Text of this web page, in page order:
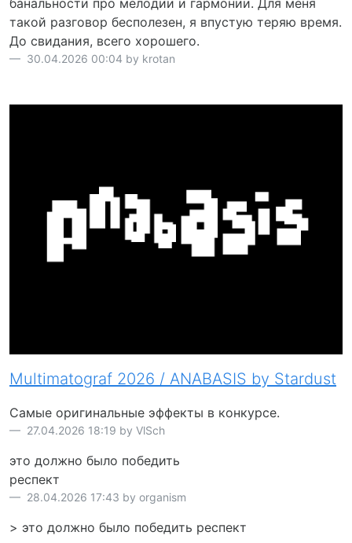
такой разговор бесполезен, я впустую теряю время.
До свидания, всего хорошего.
30.04.2026 00:04 by krotan
Multimatograf 2026 / ANABASIS by Stardust
Самые оригинальные эффекты в конкурсе.
27.04.2026 18:19 by VlSch
это должно было победить
респект
28.04.2026 17:43 by organism
> это должно было победить респект